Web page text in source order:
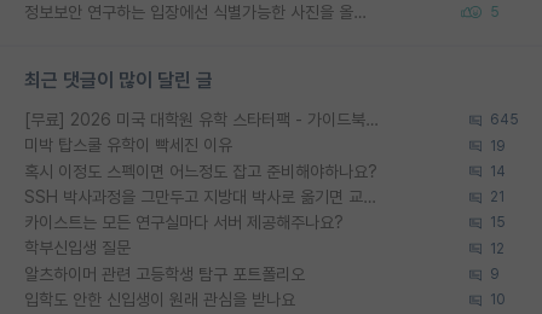
정보보안 연구하는 입장에선 식별가능한 사진을 올리는건 비추이긴함 5
최근 댓글이 많이 달린 글
[무료] 2026 미국 대학원 유학 스타터팩 - 가이드북 & 합격자 컨택메일 템플릿 645
미박 탑스쿨 유학이 빡세진 이유 19
혹시 이정도 스펙이면 어느정도 잡고 준비해야하나요? 14
SSH 박사과정을 그만두고 지방대 박사로 옮기면 교수의 꿈은 끝일까요? 21
카이스트는 모든 연구실마다 서버 제공해주나요? 15
학부신입생 질문 12
알츠하이머 관련 고등학생 탐구 포트폴리오 9
입학도 안한 신입생이 원래 관심을 받나요 10